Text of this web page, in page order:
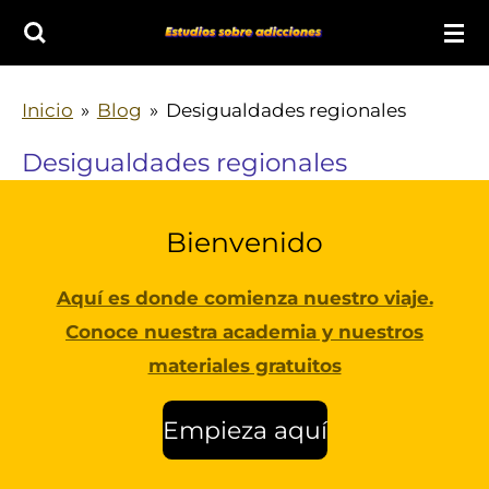
al
Inicio » Blog » Desigualdades regionales
Desigualdades regionales
Bienvenido
Aquí es donde comienza nuestro viaje.
Conoce nuestra academia y nuestros
materiales gratuitos
Empieza aquí